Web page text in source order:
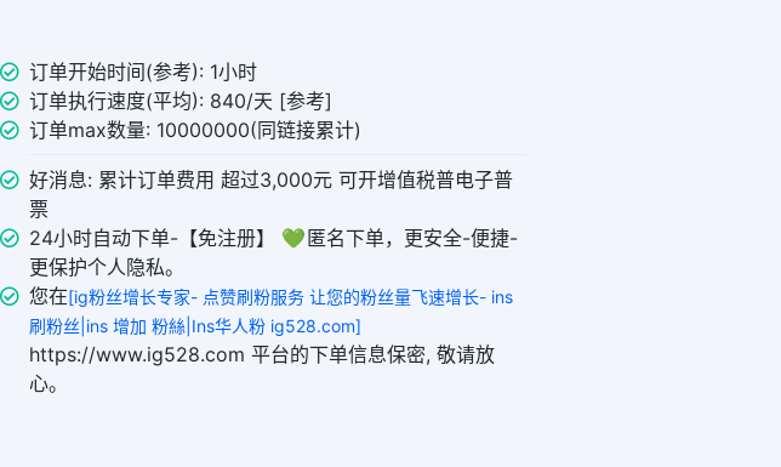
订单开始时间(参考): 1小时
订单执行速度(平均): 840/天 [参考]
订单max数量: 10000000(同链接累计)
好消息: 累计订单费用 超过3,000元 可开增值税普电子普
票
24小时自动下单-【免注册】 💚 匿名下单，更安全-便捷-
更保护个人隐私。
您在[ig粉丝增长专家- 点赞刷粉服务 让您的粉丝量飞速增长- ins
刷粉丝|ins 增加 粉絲|Ins华人粉 ig528.com]
https://www.ig528.com 平台的下单信息保密, 敬请放
心。